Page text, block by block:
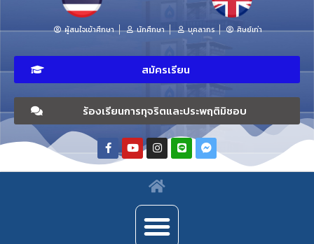
ผู้สนใจเข้าศึกษา นักศึกษา บุคลากร ศิษย์เก่า
สมัครเรียน
ร้องเรียนการทุจริตและประพฤติมิชอบ